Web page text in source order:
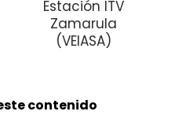
Estación ITV
Zamarula
(VEIASA)
contenido